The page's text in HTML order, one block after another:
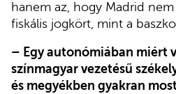
hanem az, hogy Madrid
fiskális jogkört, mint a
– Egy autonómiában miért
színmagyar vezetésű
és megyékben gyakran